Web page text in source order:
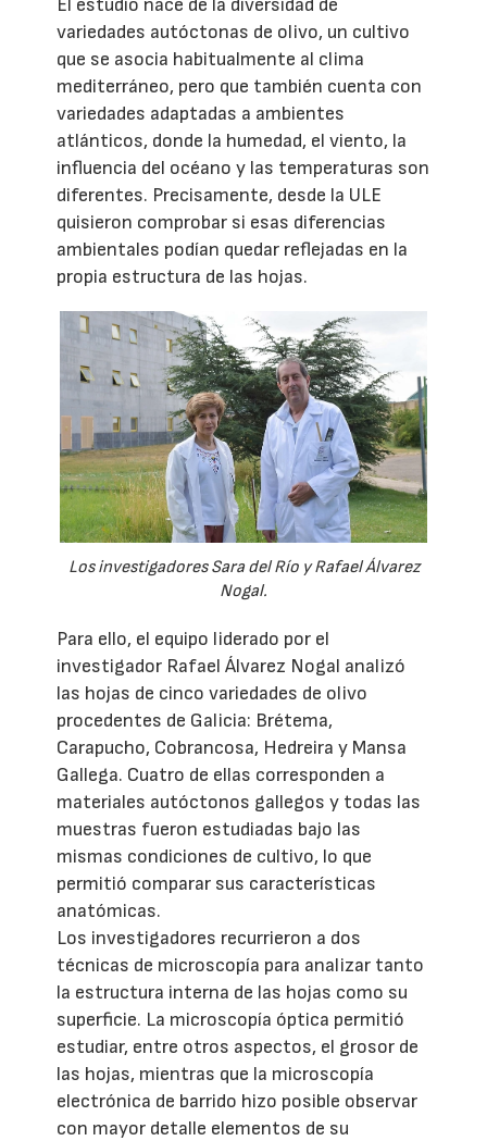
El estudio nace de la diversidad de
variedades autóctonas de olivo, un cultivo
que se asocia habitualmente al clima
mediterráneo, pero que también cuenta con
variedades adaptadas a ambientes
atlánticos, donde la humedad, el viento, la
influencia del océano y las temperaturas son
diferentes. Precisamente, desde la ULE
quisieron comprobar si esas diferencias
ambientales podían quedar reflejadas en la
propia estructura de las hojas.
Los investigadores Sara del Río y Rafael Álvarez
Nogal.
Para ello, el equipo liderado por el
investigador Rafael Álvarez Nogal analizó
las hojas de cinco variedades de olivo
procedentes de Galicia: Brétema,
Carapucho, Cobrancosa, Hedreira y Mansa
Gallega. Cuatro de ellas corresponden a
materiales autóctonos gallegos y todas las
muestras fueron estudiadas bajo las
mismas condiciones de cultivo, lo que
permitió comparar sus características
anatómicas.
Los investigadores recurrieron a dos
técnicas de microscopía para analizar tanto
la estructura interna de las hojas como su
superficie. La microscopía óptica permitió
estudiar, entre otros aspectos, el grosor de
las hojas, mientras que la microscopía
electrónica de barrido hizo posible observar
con mayor detalle elementos de su